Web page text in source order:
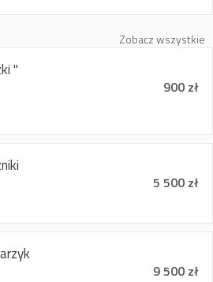
Zobacz wszystkie
"
900 zł
5 500 zł
9 500 zł